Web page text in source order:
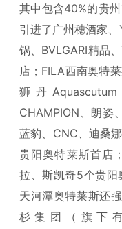
其中包含40%的贵
引进了广州穗酒家
锅、BVLGARI精品
店；FILA西南奥特
狮丹
CHAMPION、朗姿
蓝豹、CNC、迪桑
贵阳奥特莱斯首店
拉、斯凯奇5个贵阳
天河潭奥特莱斯还
杉集团（旗下有